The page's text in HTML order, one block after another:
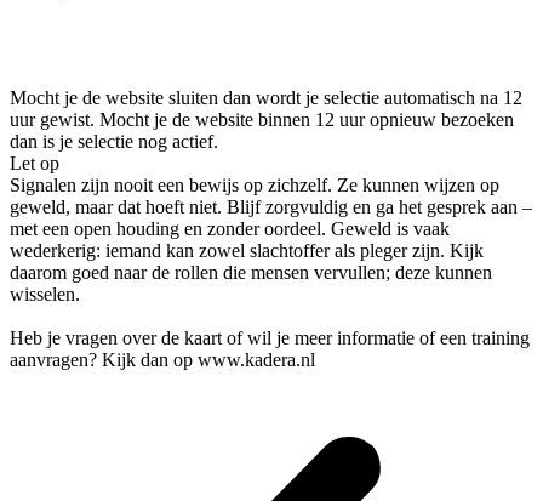
Mocht je de website sluiten dan wordt je selectie automatisch na 12
uur gewist. Mocht je de website binnen 12 uur opnieuw bezoeken
dan is je selectie nog actief.
Let op
Signalen zijn nooit een bewijs op zichzelf. Ze kunnen wijzen op
geweld, maar dat hoeft niet. Blijf zorgvuldig en ga het gesprek aan –
met een open houding en zonder oordeel. Geweld is vaak
wederkerig: iemand kan zowel slachtoffer als pleger zijn. Kijk
daarom goed naar de rollen die mensen vervullen; deze kunnen
wisselen.
Heb je vragen over de kaart of wil je meer informatie of een training
aanvragen? Kijk dan op www.kadera.nl